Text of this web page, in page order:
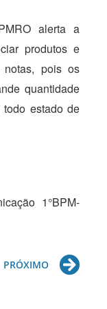
alerta a
produtos e
notas, pois os
quantidade
todo estado de
1°BPM-
PRÓXIMO